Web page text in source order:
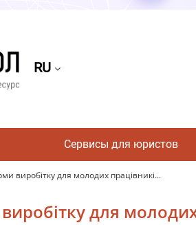
RU
Сервисы для юристов
виробітку для молодих працівникі...
для